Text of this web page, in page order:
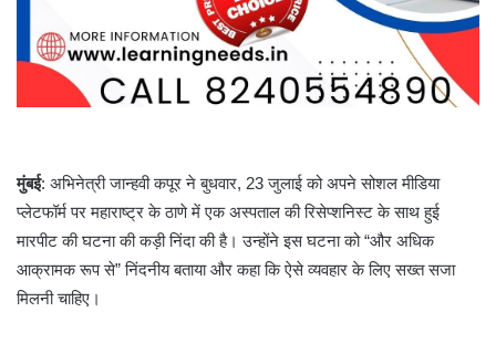
मुंबई: अभिनेत्री जान्हवी कपूर ने बुधवार, 23 जुलाई को अपने सोशल मीडिया
प्लेटफॉर्म पर महाराष्ट्र के ठाणे में एक अस्पताल की रिसेप्शनिस्ट के साथ हुई
मारपीट की घटना की कड़ी निंदा की है। उन्होंने इस घटना को “और अधिक
आक्रामक रूप से” निंदनीय बताया और कहा कि ऐसे व्यवहार के लिए सख्त सजा
मिलनी चाहिए।